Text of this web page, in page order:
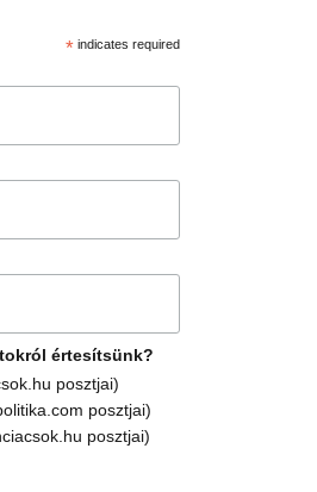
*indicates required
értesítsünk?
posztjai)
posztjai)
posztjai)